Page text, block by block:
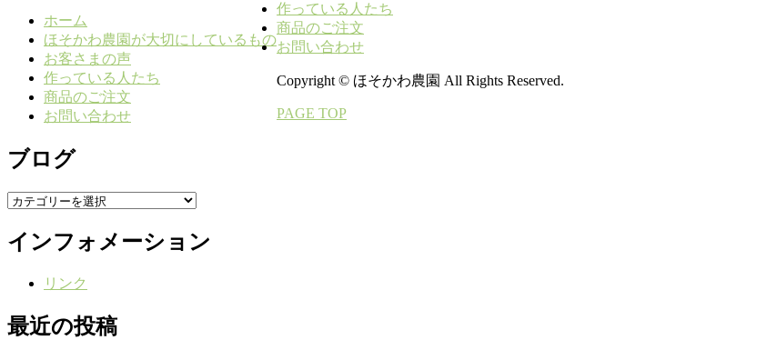
ホーム
ほそかわ農園が大切にしているもの
お客さまの声
作っている人たち
商品のご注文
お問い合わせ
ブログ
ブ
グ
インフォメーション
リンク
最近の投稿
作っている人たち
商品のご注文
お問い合わせ
Copyright © ほそかわ農園 All Rights Reserved.
PAGE TOP